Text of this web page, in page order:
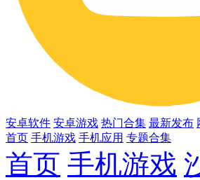
安卓软件 安卓游戏 热门合集 最新发布
首页 手机游戏 手机应用 专题合集
首页 手机游戏